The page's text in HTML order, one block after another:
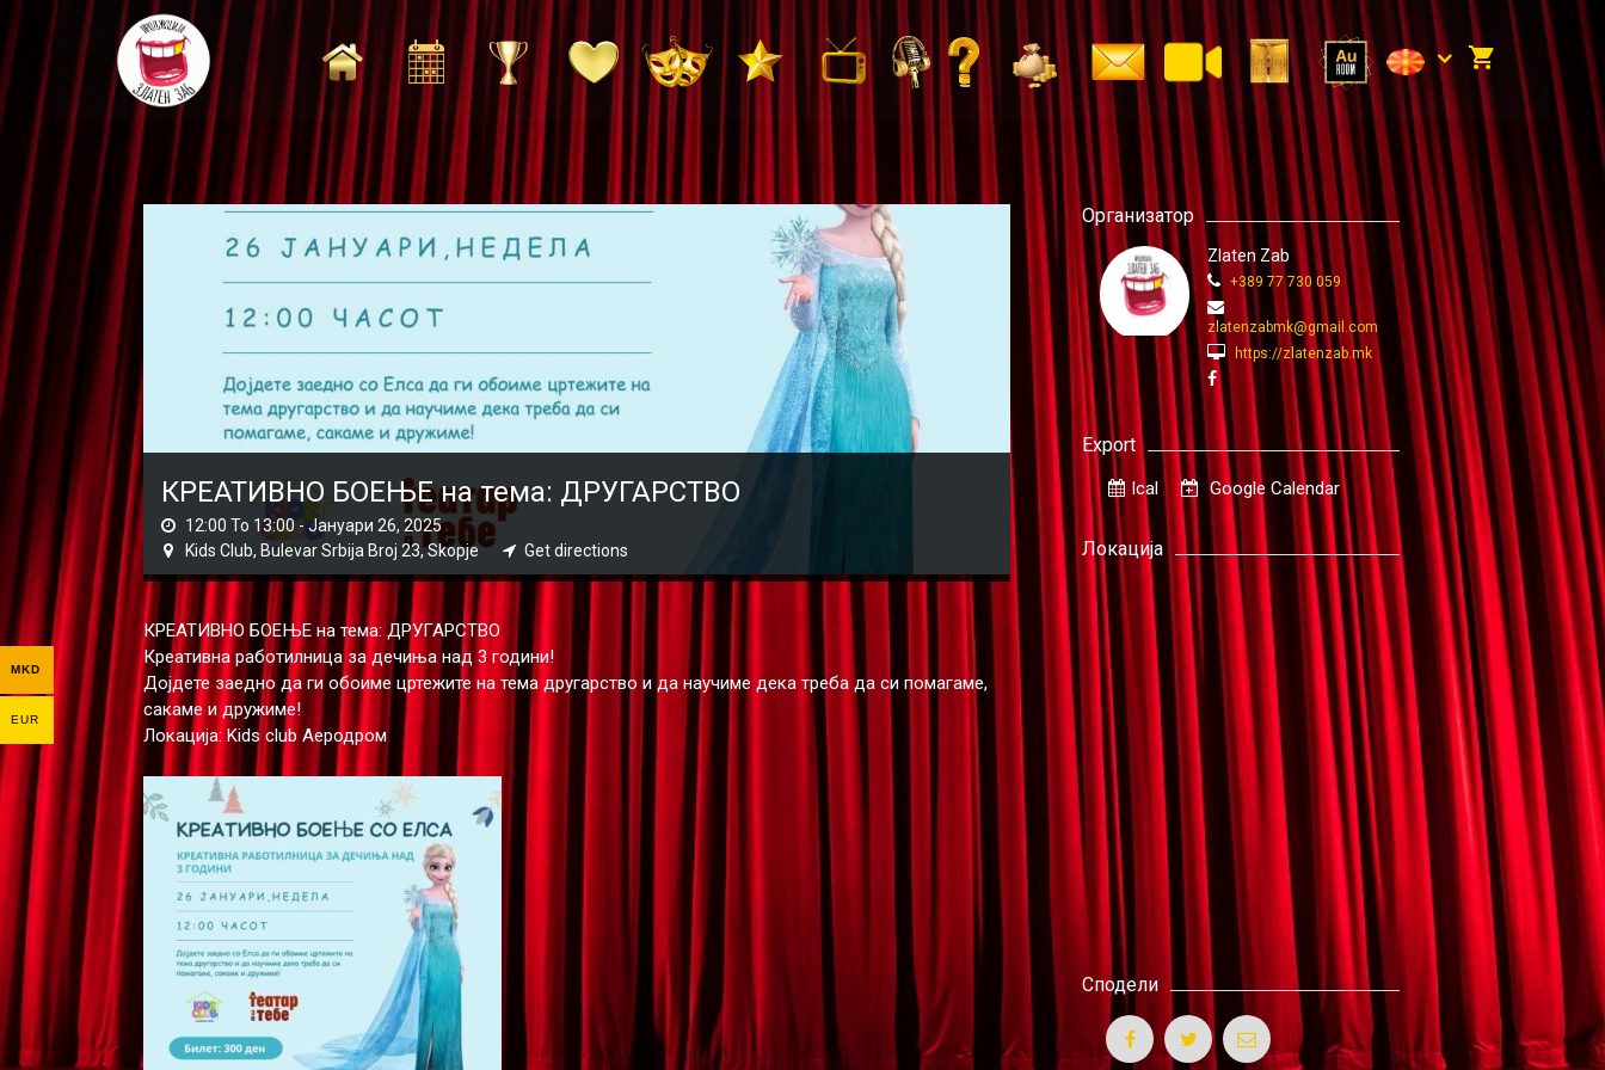
content
КРЕАТИВНО БОЕЊЕ на тема: ДРУГАРСТВО
12:00 To 13:00 -Јануари 26, 2025
Kids Club, Bulevar Srbija Broj 23, Skopje
Get directions
КРЕАТИВНО БОЕЊЕ на тема: ДРУГАРСТВО
Креативна работилница за дечиња над 3 години!
Дојдете заедно да ги обоиме цртежите на тема другарство и да научиме дека треба да си помагаме,
сакаме и дружиме!
Локација: Kids club Аеродром
Организатор
Zlaten Zab
+389 77 730 059
zlatenzabmk@gmail.com
https://zlatenzab.mk
Export
Ical Google Calendar
Локација
Сподели
MKD
EUR